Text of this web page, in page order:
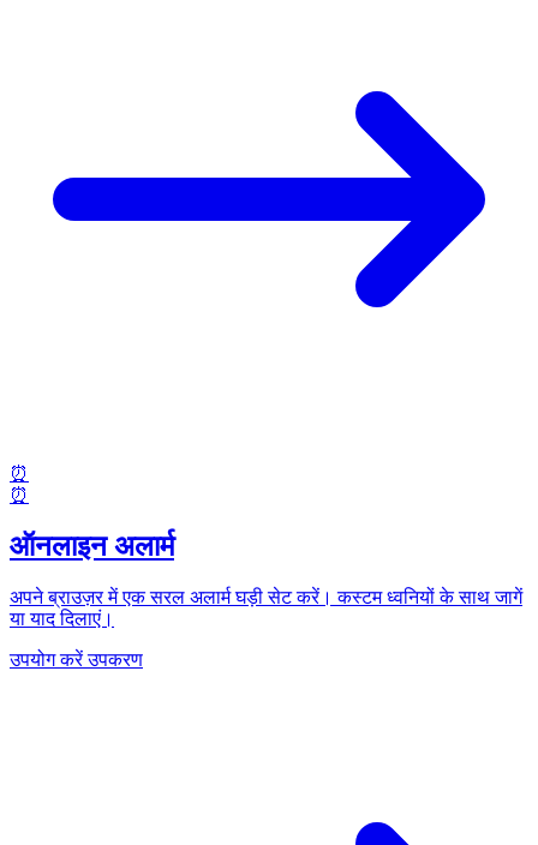
⏰
⏰
ऑनलाइन अलार्म
अपने ब्राउज़र में एक सरल अलार्म घड़ी सेट करें। कस्टम ध्वनियों के साथ जागें
या याद दिलाएं।
उपयोग करें उपकरण